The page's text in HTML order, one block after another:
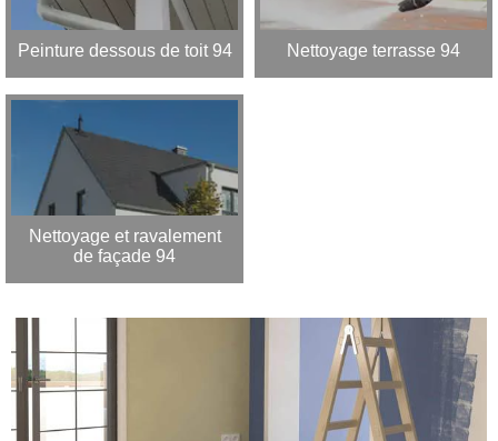
Peinture dessous de toit 94 Nettoyage terrasse 94
Nettoyage et ravalement
de façade 94